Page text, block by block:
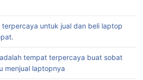
untuk jual dan beli laptop
tempat terpercaya buat sobat
menjual laptopnya